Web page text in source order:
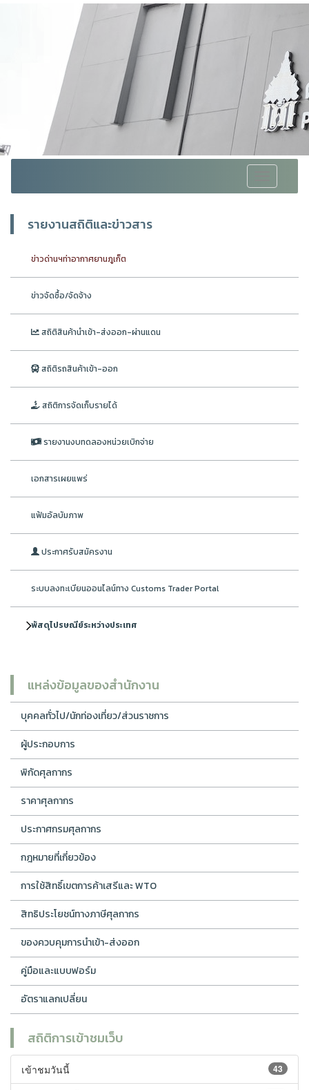
navigation
รายงานสถิติและข่าวสาร
ข่าวด่านฯท่าอากาศยานภูเก็ต
ข่าวจัดซื้อ/จัดจ้าง
สถิติสินค้านำเข้า-ส่งออก-ผ่านแดน
สถิติรถสินค้าเข้า-ออก
สถิติการจัดเก็บรายได้
รายงานงบทดลองหน่วยเบิกจ่าย
เอกสารเผยแพร่
แฟ้มอัลบัมภาพ
ประกาศรับสมัครงาน
ระบบลงทะเบียนออนไลน์ทาง Customs Trader Portal
พัสดุไปรษณีย์ระหว่างประเทศ
แหล่งข้อมูลของสำนักงาน
บุคคลทั่วไป/นักท่องเที่ยว/ส่วนราชการ
ผู้ประกอบการ
พิกัดศุลกากร
ราคาศุลกากร
ประกาศกรมศุลกากร
กฎหมายที่เกี่ยวข้อง
การใช้สิทธิ์เขตการค้าเสรีและ WTO
สิทธิประโยชน์ทางภาษีศุลกากร
ของควบคุมการนำเข้า-ส่งออก
คู่มือและแบบฟอร์ม
อัตราแลกเปลี่ยน
สถิติการเข้าชมเว็บ
43
เข้าชมวันนี้